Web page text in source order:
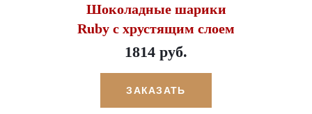
Шоколадные шарики
Ruby с хрустящим слоем
1814 руб.
ЗАКАЗАТЬ